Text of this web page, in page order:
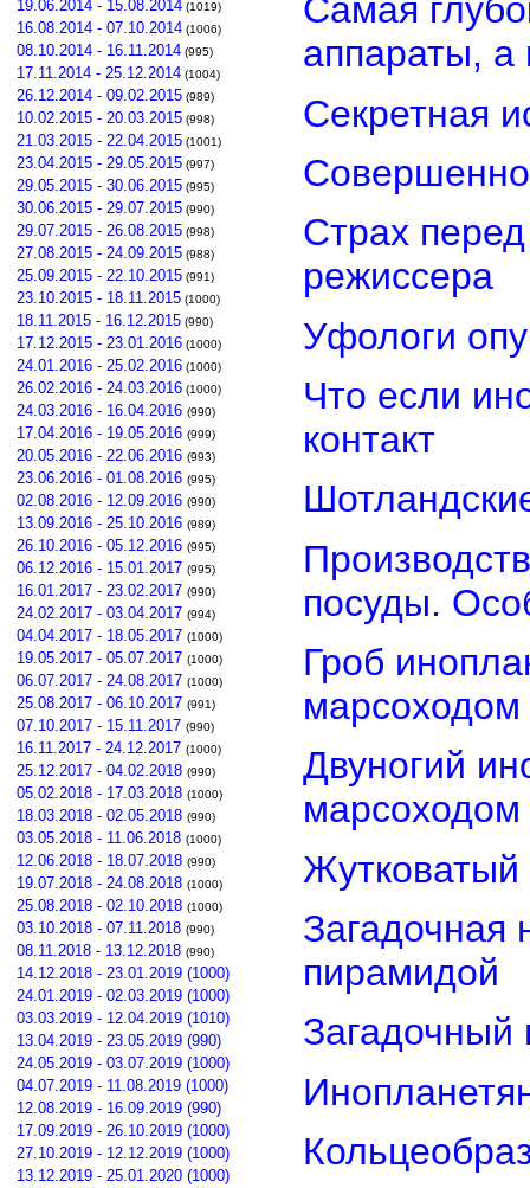
19.06.2014 - 15.08.2014 (1019)
16.08.2014 - 07.10.2014 (1006)
08.10.2014 - 16.11.2014 (995)
17.11.2014 - 25.12.2014 (1004)
26.12.2014 - 09.02.2015 (989)
10.02.2015 - 20.03.2015 (998)
21.03.2015 - 22.04.2015 (1001)
23.04.2015 - 29.05.2015 (997)
29.05.2015 - 30.06.2015 (995)
30.06.2015 - 29.07.2015 (990)
29.07.2015 - 26.08.2015 (998)
27.08.2015 - 24.09.2015 (988)
25.09.2015 - 22.10.2015 (991)
23.10.2015 - 18.11.2015 (1000)
18.11.2015 - 16.12.2015 (990)
17.12.2015 - 23.01.2016 (1000)
24.01.2016 - 25.02.2016 (1000)
26.02.2016 - 24.03.2016 (1000)
24.03.2016 - 16.04.2016 (990)
17.04.2016 - 19.05.2016 (999)
20.05.2016 - 22.06.2016 (993)
23.06.2016 - 01.08.2016 (995)
02.08.2016 - 12.09.2016 (990)
13.09.2016 - 25.10.2016 (989)
26.10.2016 - 05.12.2016 (995)
06.12.2016 - 15.01.2017 (995)
16.01.2017 - 23.02.2017 (990)
24.02.2017 - 03.04.2017 (994)
04.04.2017 - 18.05.2017 (1000)
19.05.2017 - 05.07.2017 (1000)
06.07.2017 - 24.08.2017 (1000)
25.08.2017 - 06.10.2017 (991)
07.10.2017 - 15.11.2017 (990)
16.11.2017 - 24.12.2017 (1000)
25.12.2017 - 04.02.2018 (990)
05.02.2018 - 17.03.2018 (1000)
18.03.2018 - 02.05.2018 (990)
03.05.2018 - 11.06.2018 (1000)
12.06.2018 - 18.07.2018 (990)
19.07.2018 - 24.08.2018 (1000)
25.08.2018 - 02.10.2018 (1000)
03.10.2018 - 07.11.2018 (990)
08.11.2018 - 13.12.2018 (990)
14.12.2018 - 23.01.2019 (1000)
24.01.2019 - 02.03.2019 (1000)
03.03.2019 - 12.04.2019 (1010)
13.04.2019 - 23.05.2019 (990)
24.05.2019 - 03.07.2019 (1000)
04.07.2019 - 11.08.2019 (1000)
12.08.2019 - 16.09.2019 (990)
17.09.2019 - 26.10.2019 (1000)
27.10.2019 - 12.12.2019 (1000)
13.12.2019 - 25.01.2020 (1000)
Самая
аппараты, а
Секретная
Страх
режиссера
Уфологи
Что если
контакт
посуды.
Гроб
марсоходом
Двуногий
марсоходом
Загадочная
пирамидой